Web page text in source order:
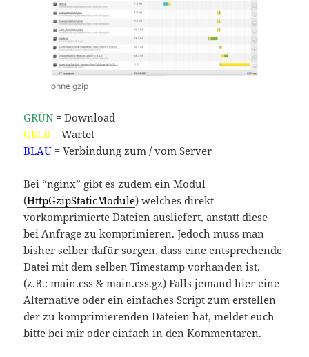
ohne gzip
GRÜN = Download
GELB = Wartet
BLAU = Verbindung zum / vom Server
Bei “nginx” gibt es zudem ein Modul
(HttpGzipStaticModule) welches direkt
vorkomprimierte Dateien ausliefert, anstatt diese
bei Anfrage zu komprimieren. Jedoch muss man
bisher selber dafür sorgen, dass eine entsprechende
Datei mit dem selben Timestamp vorhanden ist.
(z.B.: main.css & main.css.gz) Falls jemand hier eine
Alternative oder ein einfaches Script zum erstellen
der zu komprimierenden Dateien hat, meldet euch
bitte beimir oder einfach in den Kommentaren.